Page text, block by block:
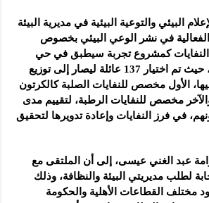
البيئي والتوعية البيئية في مديرية البيئة
في نشر الوعي البيئي بخصوص
النفايات كمشروع تجربة سيطبق في حي
الكرامة لمدة 3 أشهر، حيث تم اختيار 137 عائلة ليصار إلى توزيع
الأول مخصص للنفايات الصلبة كالكرتون
مخصص للنفايات الرطبة، لتقييم مدى
في فرز النفايات وإعادة تدويرها لتحقيق
عبد الغني عيسى، إلى أن الملتقى مع
لطلب مديريتي البيئة والنظافة، وذلك
مختلف القطاعات الأهلية والحكومة